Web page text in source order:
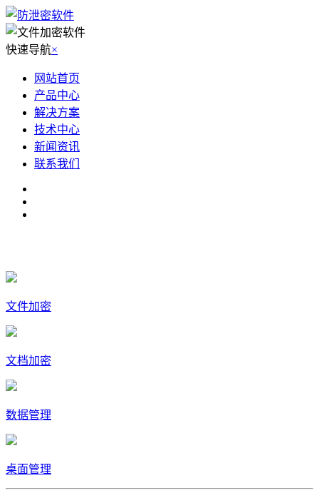
快速导航×
网站首页
产品中心
解决方案
技术中心
新闻资讯
联系我们
文件加密
文档加密
数据管理
桌面管理